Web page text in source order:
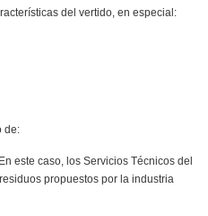
del vertido, en especial:
de:
este caso, los Servicios Técnicos del
propuestos por la industria